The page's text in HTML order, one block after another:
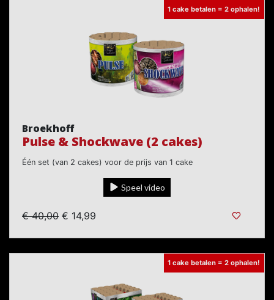
1 cake betalen = 2 ophalen!
Broekhoff
Pulse & Shockwave (2 cakes)
Één set (van 2 cakes) voor de prijs van 1 cake
Speel video
€ 40,00 € 14,99
1 cake betalen = 2 ophalen!